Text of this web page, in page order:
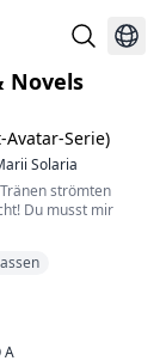
Novels
Serie)
Solaria
strömten
Du musst mir
meinen Hals und
A